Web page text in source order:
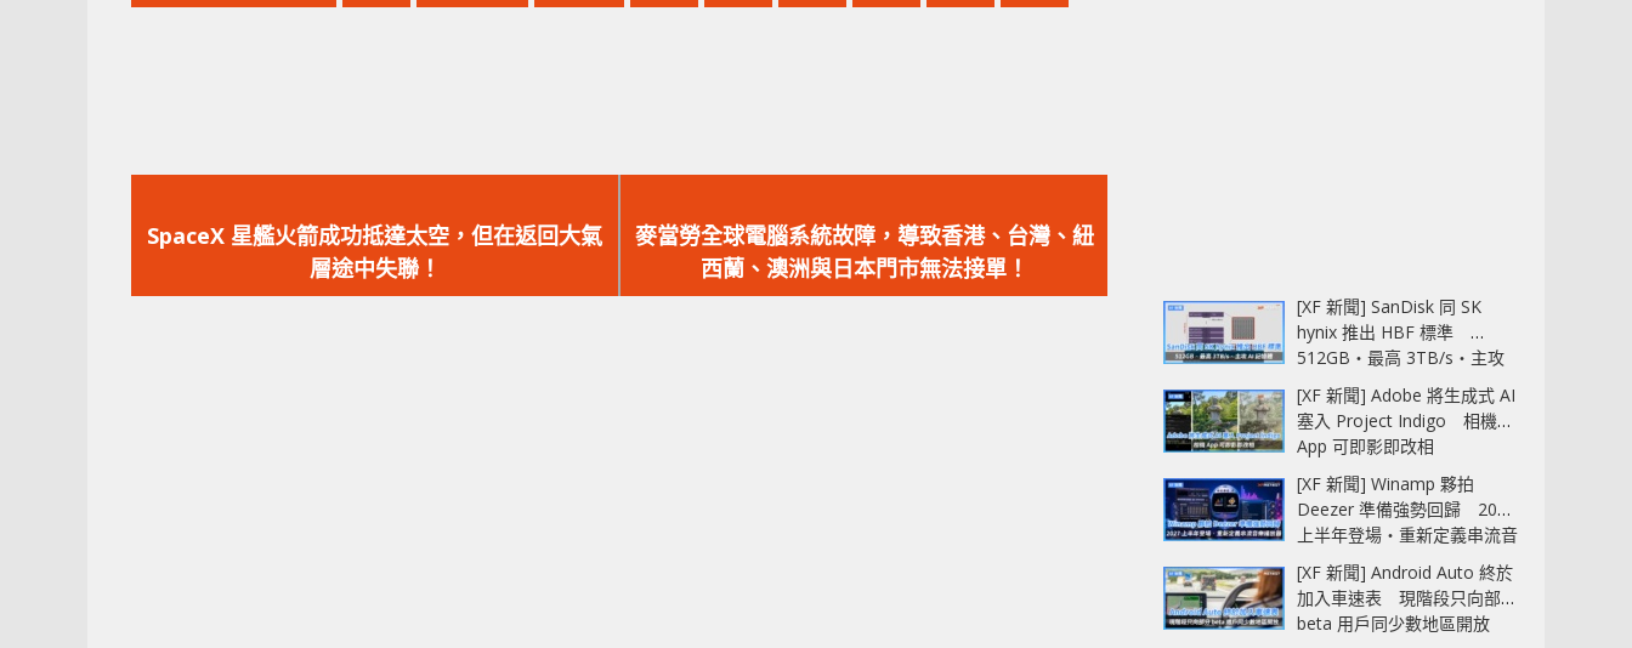
一
篇
文
SpaceX 星艦火箭成功抵達太空，但在返回大氣
層途中失聯！
一
篇
文
麥當勞全球電腦系統故障，導致香港、台灣、紐
西蘭、澳洲與日本門市無法接單！
[XF 新聞] SanDisk 同 SK
hynix 推出 HBF 標準
512GB‧最高 3TB/s‧主攻
AI 記憶體
[XF 新聞] Adobe 將生成式 AI
塞入 Project Indigo 相機
App 可即影即改相
[XF 新聞] Winamp 夥拍
Deezer 準備強勢回歸 2027
上半年登場‧重新定義串流音
樂播放器
[XF 新聞] Android Auto 終於
加入車速表 現階段只向部分
beta 用戶同少數地區開放